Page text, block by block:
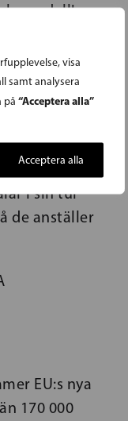
visa
samt analysera
på “Acceptera alla”
Acceptera alla
olika
en
under 30 år
utan att
andra
i sin tur
de anställer
EU:s nya
170 000